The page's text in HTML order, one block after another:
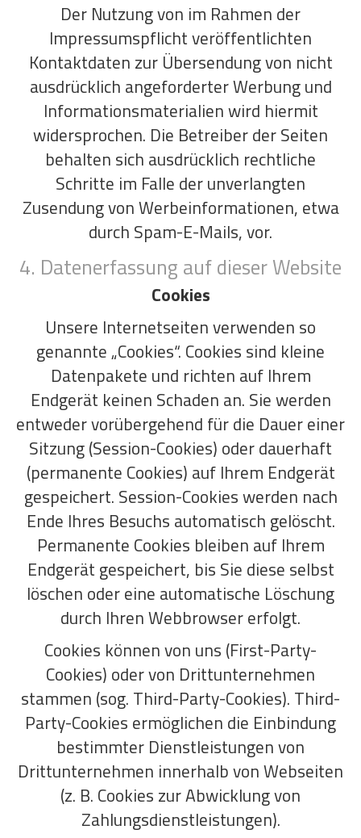
Der Nutzung von im Rahmen der
Impressumspflicht veröffentlichten
Kontaktdaten zur Übersendung von nicht
ausdrücklich angeforderter Werbung und
Informationsmaterialien wird hiermit
widersprochen. Die Betreiber der Seiten
behalten sich ausdrücklich rechtliche
Schritte im Falle der unverlangten
Zusendung von Werbeinformationen, etwa
durch Spam-E-Mails, vor.
4. Datenerfassung auf dieser Website
Cookies
Unsere Internetseiten verwenden so
genannte „Cookies“. Cookies sind kleine
Datenpakete und richten auf Ihrem
Endgerät keinen Schaden an. Sie werden
entweder vorübergehend für die Dauer einer
Sitzung (Session-Cookies) oder dauerhaft
(permanente Cookies) auf Ihrem Endgerät
gespeichert. Session-Cookies werden nach
Ende Ihres Besuchs automatisch gelöscht.
Permanente Cookies bleiben auf Ihrem
Endgerät gespeichert, bis Sie diese selbst
löschen oder eine automatische Löschung
durch Ihren Webbrowser erfolgt.
Cookies können von uns (First-Party-
Cookies) oder von Drittunternehmen
stammen (sog. Third-Party-Cookies). Third-
Party-Cookies ermöglichen die Einbindung
bestimmter Dienstleistungen von
Drittunternehmen innerhalb von Webseiten
(z. B. Cookies zur Abwicklung von
Zahlungsdienstleistungen).